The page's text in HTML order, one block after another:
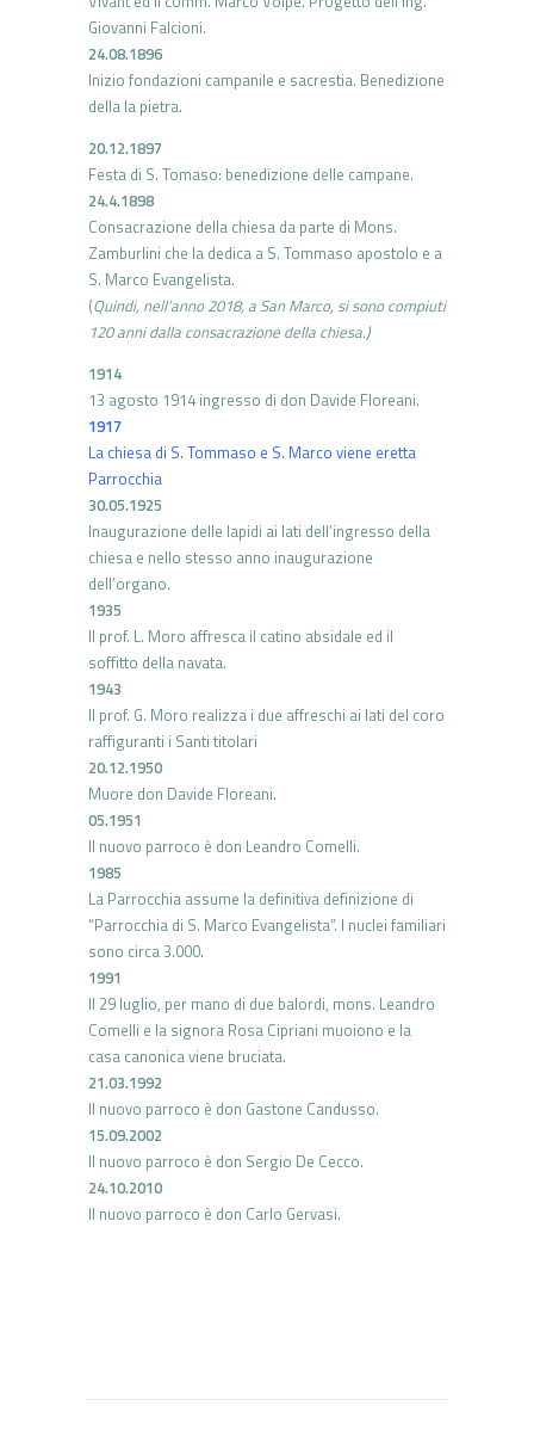
Giovanni Falcioni.
24.08.1896
Inizio fondazioni campanile e sacrestia. Benedizione
della la pietra.
20.12.1897
Festa di S. Tomaso: benedizione delle campane.
24.4.1898
Consacrazione della chiesa da parte di Mons.
Zamburlini che la dedica a S. Tommaso apostolo e a
S. Marco Evangelista.
(Quindi, nell’anno 2018, a San Marco, si sono compiuti
120 anni dalla consacrazione della chiesa.)
1914
13 agosto 1914 ingresso di don Davide Floreani.
1917
La chiesa di S. Tommaso e S. Marco viene eretta
Parrocchia
30.05.1925
Inaugurazione delle lapidi ai lati dell’ingresso della
chiesa e nello stesso anno inaugurazione
dell’organo.
1935
Il prof. L. Moro affresca il catino absidale ed il
soffitto della navata.
1943
Il prof. G. Moro realizza i due affreschi ai lati del coro
raffiguranti i Santi titolari
20.12.1950
Muore don Davide Floreani.
05.1951
Il nuovo parroco è don Leandro Comelli.
1985
La Parrocchia assume la definitiva definizione di
“Parrocchia di S. Marco Evangelista”. I nuclei familiari
sono circa 3.000.
1991
Il 29 luglio, per mano di due balordi, mons. Leandro
Comelli e la signora Rosa Cipriani muoiono e la
casa canonica viene bruciata.
21.03.1992
Il nuovo parroco è don Gastone Candusso.
15.09.2002
Il nuovo parroco è don Sergio De Cecco.
24.10.2010
Il nuovo parroco è don Carlo Gervasi.